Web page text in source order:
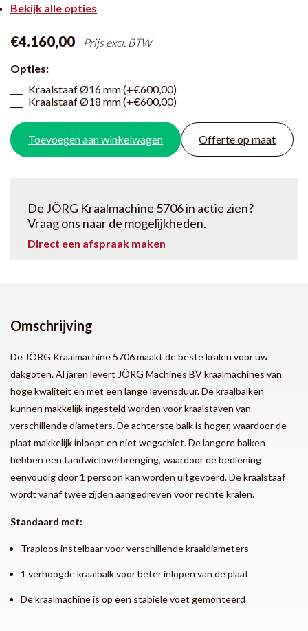
Bekijk alle opties
€4.160,00
Prijs excl. BTW
Opties:
Kraalstaaf Ø16 mm (+€600,00)
Kraalstaaf Ø18 mm (+€600,00)
Toevoegen aan winkelwagen Offerte op maat
De JÖRG Kraalmachine 5706 in actie zien?
Vraag ons naar de mogelijkheden.
Direct een afspraak maken
Omschrijving
De JÖRG Kraalmachine 5706 maakt de beste kralen voor uw
dakgoten. Al jaren levert JÖRG Machines BV kraalmachines van
hoge kwaliteit en met een lange levensduur. De kraalbalken
kunnen makkelijk ingesteld worden voor kraalstaven van
verschillende diameters. De achterste balk is hoger, waardoor de
plaat makkelijk inloopt en niet wegschiet. De langere balken
hebben een tandwieloverbrenging, waardoor de bediening
eenvoudig door 1 persoon kan worden uitgevoerd. De kraalstaaf
wordt vanaf twee zijden aangedreven voor rechte kralen.
Standaard met:
Traploos instelbaar voor verschillende kraaldiameters
1 verhoogde kraalbalk voor beter inlopen van de plaat
De kraalmachine is op een stabiele voet gemonteerd